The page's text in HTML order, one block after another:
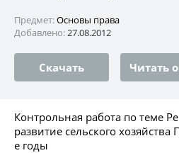
Предмет:Основы права
Добавлено:27.08.2012
Скачать Читать
Контрольная работа по теме
развитие сельского
е годы